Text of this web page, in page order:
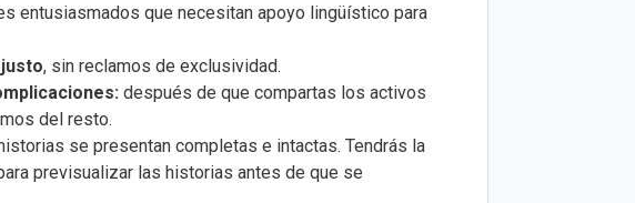
entusiasmados que necesitan apoyo lingüístico para
, sin reclamos de exclusividad.
después de que compartas los activos
del resto.
se presentan completas e intactas. Tendrás la
previsualizar las historias antes de que se